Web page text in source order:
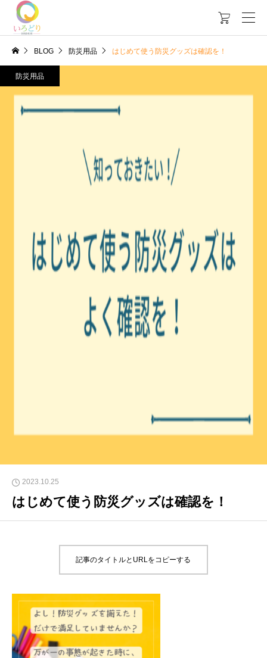

BLOG 防災用品 はじめて使う防災グッズは確認を！
防災用品
2023.10.25
はじめて使う防災グッズは確認を！
記事のタイトルとURLをコピーする